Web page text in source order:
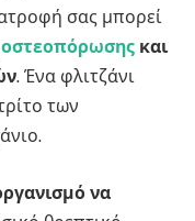
σας μπορεί
οστεοπόρωσης και
. Ένα φλιτζάνι
των
να